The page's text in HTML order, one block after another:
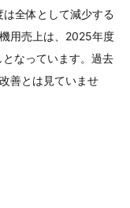
全体として減少する
用売上は、2025年度
なっています。過去
善とは見ていませ